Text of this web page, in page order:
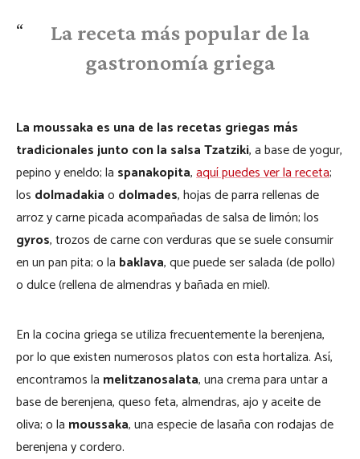
La receta más popular de la
gastronomía griega
La moussaka es una de las recetas griegas más
tradicionales junto con la salsa Tzatziki, a base de yogur,
pepino y eneldo; la spanakopita,aquí puedes ver la receta;
los dolmadakiao dolmades, hojas de parra rellenas de
arroz y carne picada acompañadas de salsa de limón; los
gyros, trozos de carne con verduras que se suele consumir
en un pan pita; o la baklava, que puede ser salada (de pollo)
o dulce (rellena de almendras y bañada en miel).
En la cocina griega se utiliza frecuentemente la berenjena,
por lo que existen numerosos platos con esta hortaliza. Así,
encontramos la melitzanosalata, una crema para untar a
base de berenjena, queso feta, almendras, ajo y aceite de
oliva; o la moussaka, una especie de lasaña con rodajas de
berenjena y cordero.